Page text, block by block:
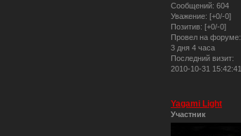
Сообщений: 604
Уважение: [+0/-0]
Позитив: [+0/-0]
Провел на форуме:
3 дня 4 часа
Последний визит:
2010-10-31 15:42:41
Yagami Light
Участник